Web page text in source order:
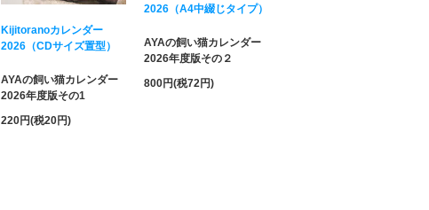
Kijitoranoカレンダー
2026（CDサイズ置型）
AYAの飼い猫カレンダー
2026年度版その1
220円(税20円)
2026（A4中綴じタイプ）
AYAの飼い猫カレンダー
2026年度版その２
800円(税72円)